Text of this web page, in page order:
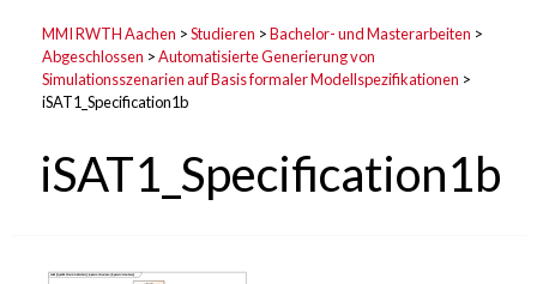
MMI RWTH Aachen >Studieren >Bachelor- und Masterarbeiten >
Abgeschlossen >Automatisierte Generierung von
Simulationsszenarien auf Basis formaler Modellspezifikationen >
iSAT1_Specification1b
iSAT1_Specification1b